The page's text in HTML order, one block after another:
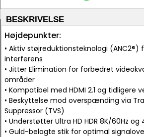
BESKRIVELSE
Højdepunkter:
• Aktiv støjreduktionsteknologi (ANC2®)
interferens
• Jitter Elimination for forbedret
områder
• Kompatibel med HDMI 2.1 og tidligere
• Beskyttelse mod overspænding via
Suppressor (TVS)
• Understøtter Ultra HD HDR 8K/60Hz og
• Guld-belagte stik for optimal